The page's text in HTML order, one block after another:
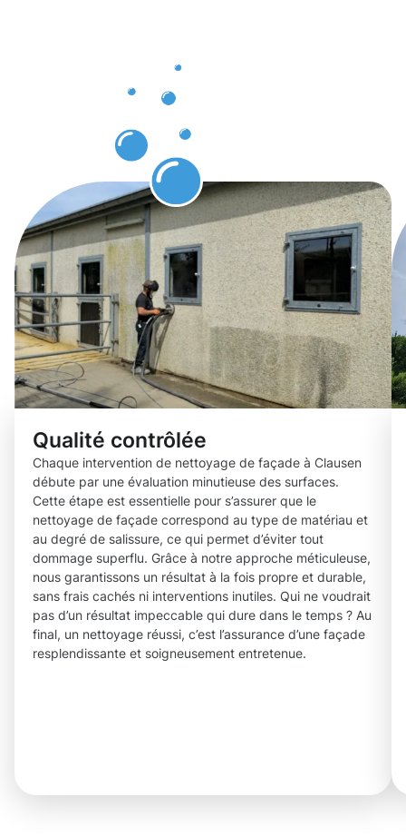
Qualité contrôlée
Chaque intervention de nettoyage de façade à Clausen
débute par une évaluation minutieuse des surfaces.
Cette étape est essentielle pour s’assurer que le
nettoyage de façade correspond au type de matériau et
au degré de salissure, ce qui permet d’éviter tout
dommage superflu. Grâce à notre approche méticuleuse,
nous garantissons un résultat à la fois propre et durable,
sans frais cachés ni interventions inutiles. Qui ne voudrait
pas d’un résultat impeccable qui dure dans le temps ? Au
final, un nettoyage réussi, c’est l’assurance d’une façade
resplendissante et soigneusement entretenue.